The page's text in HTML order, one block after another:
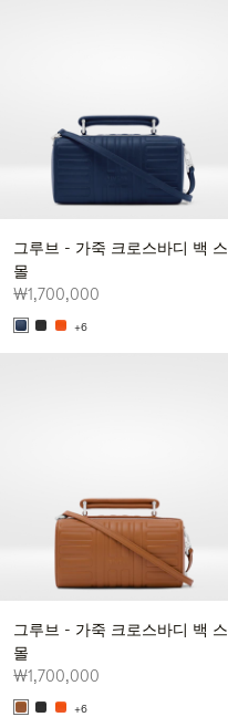
그루브 - 가죽 크로스바디 백 스
몰
₩1,700,000
+6
그루브 - 가죽 크로스바디 백 스
몰
₩1,700,000
+6